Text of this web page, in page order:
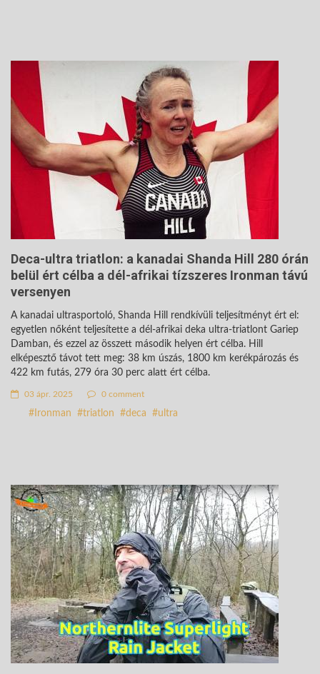
Deca-ultra triatlon: a kanadai Shanda Hill 280 órán
belül ért célba a dél-afrikai tízszeres Ironman távú
versenyen
A kanadai ultrasportoló, Shanda Hill rendkívüli teljesítményt ért el:
egyetlen nőként teljesítette a dél-afrikai deka ultra-triatlont Gariep
Damban, és ezzel az összett második helyen ért célba. Hill
elképesztő távot tett meg: 38 km úszás, 1800 km kerékpározás és
422 km futás, 279 óra 30 perc alatt ért célba.
03 ápr. 2025 0 comment
Ironman triatlon deca ultra